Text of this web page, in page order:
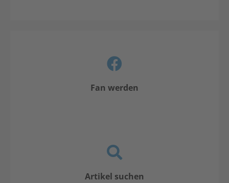
Fan werden
Artikel suchen